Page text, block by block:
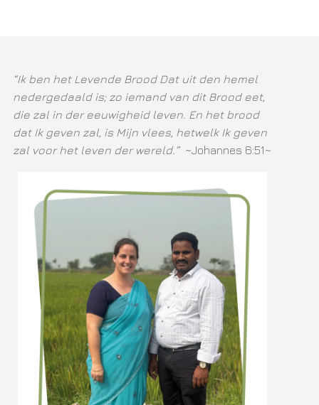
“Ik ben het Levende Brood Dat uit den hemel
nedergedaald is; zo iemand van dit Brood eet,
die zal in der eeuwigheid leven. En het brood
dat Ik geven zal, is Mijn vlees, hetwelk Ik geven
zal voor het leven der wereld.” ~Johannes 6:51~